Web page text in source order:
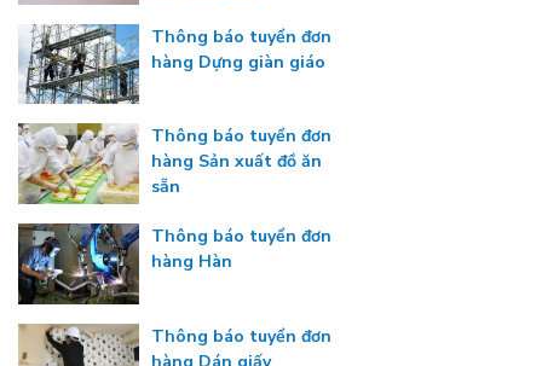
Thông báo tuyển đơn
hàng Dựng giàn giáo
Thông báo tuyển đơn
hàng Sản xuất đồ ăn
sẵn
Thông báo tuyển đơn
hàng Hàn
Thông báo tuyển đơn
hàng Dán giấy